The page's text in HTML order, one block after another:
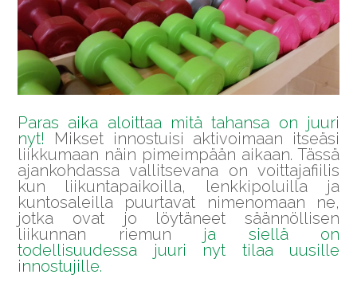
Paras aika aloittaa mitä tahansa on juuri
nyt! Mikset innostuisi aktivoimaan itseäsi
liikkumaan näin pimeimpään aikaan. Tässä
ajankohdassa vallitsevana on voittajafiilis
kun liikuntapaikoilla, lenkkipoluilla ja
kuntosaleilla puurtavat nimenomaan ne,
jotka ovat jo löytäneet säännöllisen
liikunnan riemun ja siellä on
todellisuudessa juuri nyt tilaa uusille
innostujille.